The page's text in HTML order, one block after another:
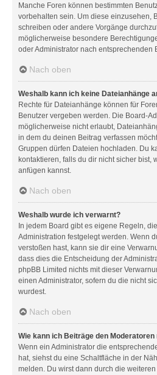
Manche Foren können bestimmten
vorbehalten sein. Um diese einzusehen,
schreiben oder andere Vorgänge
möglicherweise besondere
oder Administrator nach entsprechenden
Nach oben
Weshalb kann ich keine Dateianhänge
Rechte für Dateianhänge können für
Benutzer vergeben werden. Die Board-
möglicherweise nicht erlaubt,
in dem du deinen Beitrag verfassen
Gruppen dürfen Dateien hochladen. Du
kontaktieren, falls du dir nicht sicher bist,
anfügen kannst.
Nach oben
Weshalb wurde ich verwarnt?
In jedem Board gibt es eigene Regeln,
Administration festgelegt werden. Wenn
verstoßen hast, kann sie dir eine
dass dies die Entscheidung der
phpBB Limited nichts mit dieser
einen Administrator, sofern du die nicht
wurdest.
Nach oben
Wie kann ich Beiträge den Moderatoren
Wenn ein Administrator die
hat, siehst du eine Schaltfläche in der
melden. Du wirst dann durch die weiteren